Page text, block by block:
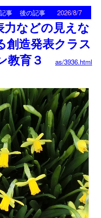
事 後の記事 2026/8/7
力などの見えな
創造発表クラス
育３
as/3936.html